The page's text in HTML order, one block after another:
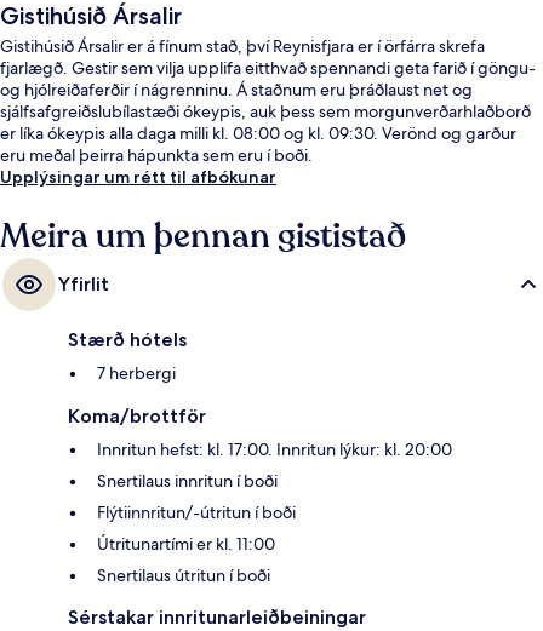
Gistihúsið Ársalir
Gistihúsið Ársalir er á fínum stað, því Reynisfjara er í örfárra skrefa
fjarlægð. Gestir sem vilja upplifa eitthvað spennandi geta farið í göngu-
og hjólreiðaferðir í nágrenninu. Á staðnum eru þráðlaust net og
sjálfsafgreiðslubílastæði ókeypis, auk þess sem morgunverðarhlaðborð
er líka ókeypis alla daga milli kl. 08:00 og kl. 09:30. Verönd og garður
eru meðal þeirra hápunkta sem eru í boði.
Upplýsingar um rétt til afbókunar
Meira um þennan gististað
Yfirlit
Stærð hótels
7 herbergi
Koma/brottför
Innritun hefst: kl. 17:00. Innritun lýkur: kl. 20:00
Snertilaus innritun í boði
Flýtiinnritun/-útritun í boði
Útritunartími er kl. 11:00
Snertilaus útritun í boði
Sérstakar innritunarleiðbeiningar